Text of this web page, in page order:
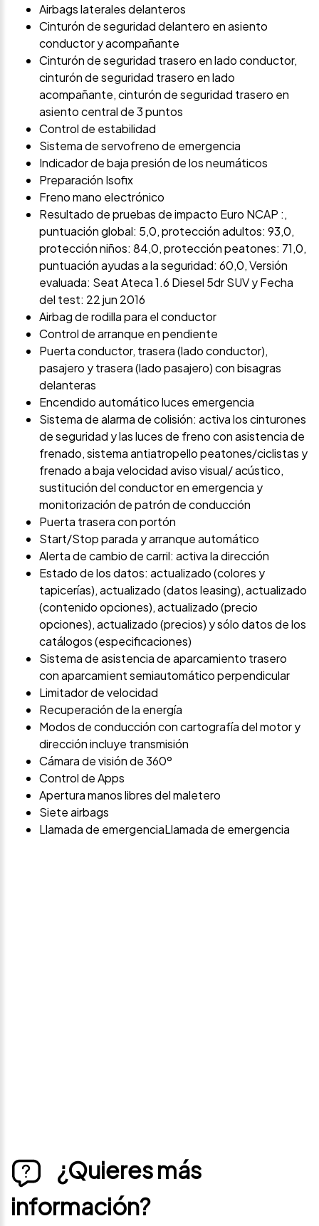
Airbags laterales delanteros
Cinturón de seguridad delantero en asiento
conductor y acompañante
Cinturón de seguridad trasero en lado conductor,
cinturón de seguridad trasero en lado
acompañante, cinturón de seguridad trasero en
asiento central de 3 puntos
Control de estabilidad
Sistema de servofreno de emergencia
Indicador de baja presión de los neumáticos
Preparación Isofix
Freno mano electrónico
Resultado de pruebas de impacto Euro NCAP :,
puntuación global: 5,0, protección adultos: 93,0,
protección niños: 84,0, protección peatones: 71,0,
puntuación ayudas a la seguridad: 60,0, Versión
evaluada: Seat Ateca 1.6 Diesel 5dr SUV y Fecha
del test: 22 jun 2016
Airbag de rodilla para el conductor
Control de arranque en pendiente
Puerta conductor, trasera (lado conductor),
pasajero y trasera (lado pasajero) con bisagras
delanteras
Encendido automático luces emergencia
Sistema de alarma de colisión: activa los cinturones
de seguridad y las luces de freno con asistencia de
frenado, sistema antiatropello peatones/ciclistas y
frenado a baja velocidad aviso visual/ acústico,
sustitución del conductor en emergencia y
monitorización de patrón de conducción
Puerta trasera con portón
Start/Stop parada y arranque automático
Alerta de cambio de carril: activa la dirección
Estado de los datos: actualizado (colores y
tapicerías), actualizado (datos leasing), actualizado
(contenido opciones), actualizado (precio
opciones), actualizado (precios) y sólo datos de los
catálogos (especificaciones)
Sistema de asistencia de aparcamiento trasero
con aparcamient semiautomático perpendicular
Limitador de velocidad
Recuperación de la energía
Modos de conducción con cartografía del motor y
dirección incluye transmisión
Cámara de visión de 360º
Control de Apps
Apertura manos libres del maletero
Siete airbags
Llamada de emergenciaLlamada de emergencia
¿Quieres más
información?